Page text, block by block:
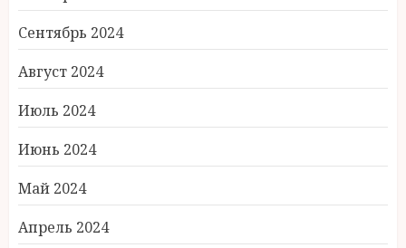
Сентябрь 2024
Август 2024
Июль 2024
Июнь 2024
Май 2024
Апрель 2024